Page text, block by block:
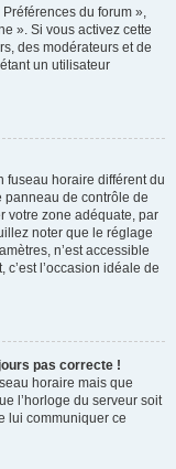
du forum »,
». Si vous activez cette
des modérateurs et de
un utilisateur
fuseau horaire différent du
panneau de contrôle de
votre zone adéquate, par
noter que le réglage
n’est accessible
c’est l’occasion idéale de
pas correcte !
horaire mais que
l’horloge du serveur soit
lui communiquer ce